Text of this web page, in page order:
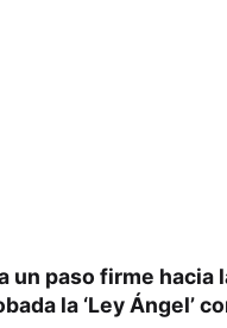
un paso firme hacia
la ‘Ley Ángel’